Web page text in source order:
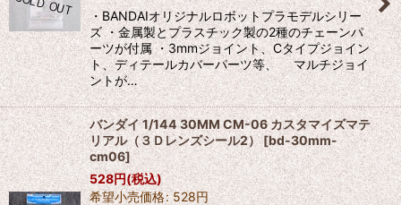
・BANDAIオリジナルロボットプラモデルシリー
ズ ・金属製とプラスチック製の2種のチェーンパ
ーツが付属 ・3mmジョイント、Cタイプジョイン
ト、ディテールカバーパーツ等、 マルチジョイ
ントが…
バンダイ 1/144 30MM CM-06 カスタマイズマテ
リアル（３Ｄレンズシール2） [bd-30mm-
cm06]
528円(税込)
希望小売価格: 528円